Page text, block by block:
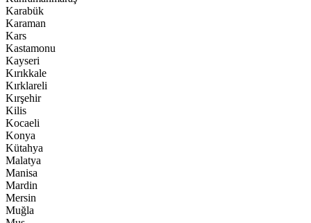
Karabük
Karaman
Kars
Kastamonu
Kayseri
Kırıkkale
Kırklareli
Kırşehir
Kilis
Kocaeli
Konya
Kütahya
Malatya
Manisa
Mardin
Mersin
Muğla